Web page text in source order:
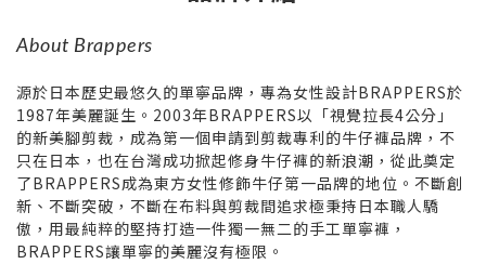
About Brappers
源於日本歷史最悠久的單寧品牌，專為女性設計BRAPPERS於
1987年美麗誕生。2003年BRAPPERS以「視覺拉長4公分」
的新美腳剪裁，成為第一個申請到剪裁專利的牛仔褲品牌，不
只在日本，也在台灣成功掀起修身牛仔褲的新浪潮，從此奠定
了BRAPPERS成為東方女性修飾牛仔第一品牌的地位。不斷創
新、不斷突破，不斷在布料與剪裁間追求極秉持日本職人驕
傲，用最純粹的堅持打造一件獨一無二的手工單寧褲，
BRAPPERS讓單寧的美麗沒有極限。